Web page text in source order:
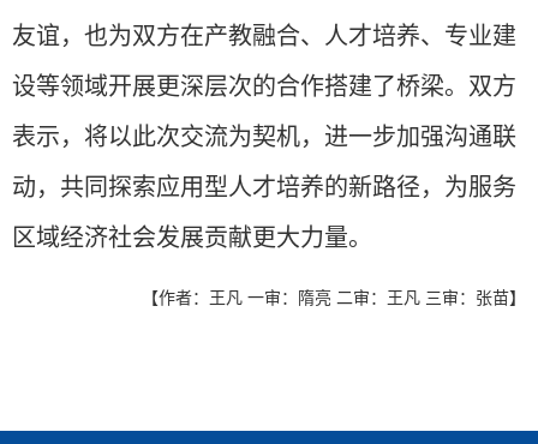
友谊，也为双方在产教融合、人才培养、专业建
设等领域开展更深层次的合作搭建了桥梁。双方
表示，将以此次交流为契机，进一步加强沟通联
动，共同探索应用型人才培养的新路径，为服务
区域经济社会发展贡献更大力量。
【作者：王凡 一审：隋亮 二审：王凡 三审：张苗】